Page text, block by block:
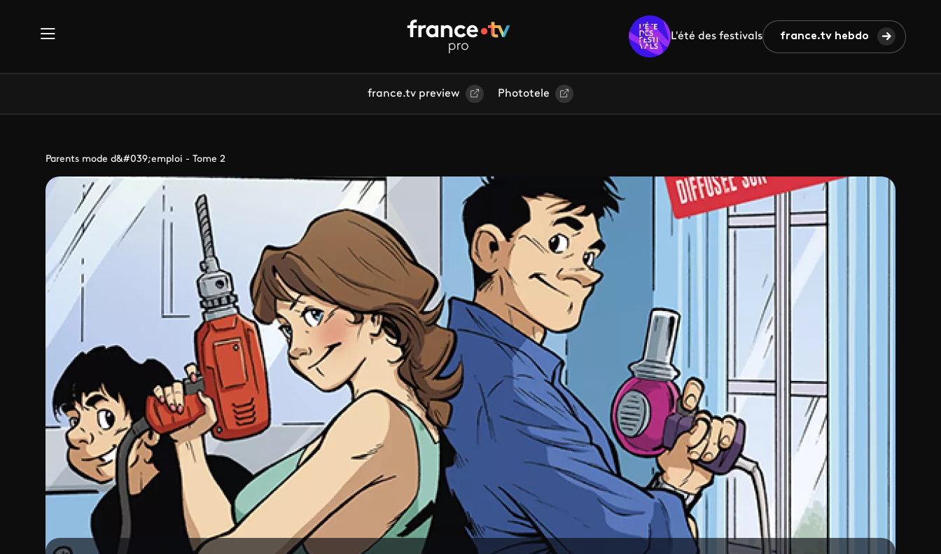
L'été des festivals france.tv hebdo
france.tv preview Phototele
Parents mode d&#039;emploi - Tome 2